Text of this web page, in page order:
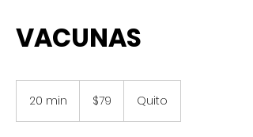
VACUNAS
20 min
dólares
estadounidenses
$79 Quito